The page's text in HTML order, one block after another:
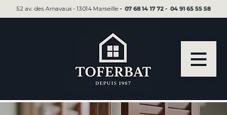
52 av. des Arnavaux - 13014 Marseille ▪︎ 07 68 14 17 72 ▪︎ 04 91 65 55 58